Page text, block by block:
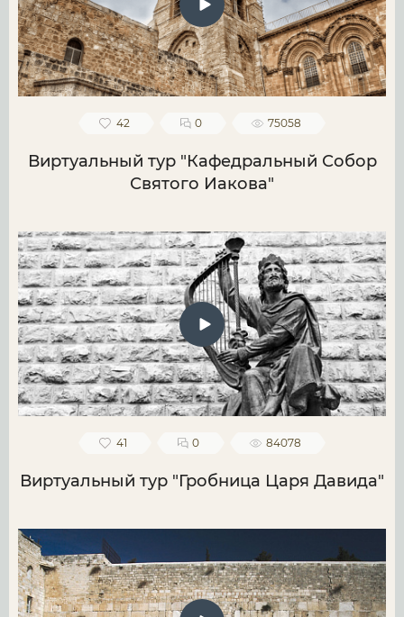
42 0 75058
Виртуальный тур "Кафедральный Собор
Святого Иакова"
41 0 84078
Виртуальный тур "Гробница Царя Давида"